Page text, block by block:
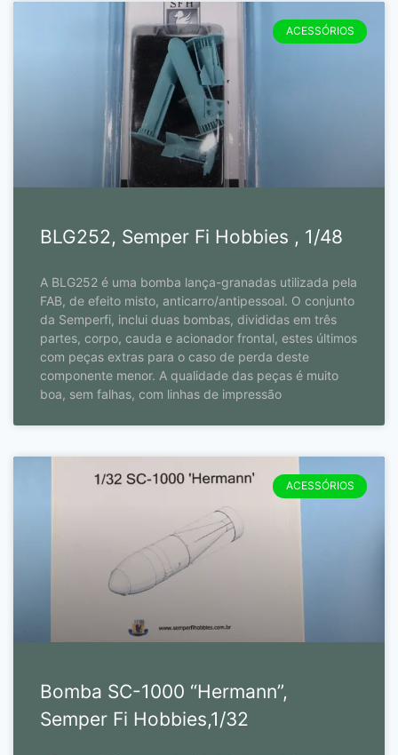
ACESSÓRIOS
BLG252, Semper Fi Hobbies , 1/48
A BLG252 é uma bomba lança-granadas utilizada pela
FAB, de efeito misto, anticarro/antipessoal. O conjunto
da Semperfi, inclui duas bombas, divididas em três
partes, corpo, cauda e acionador frontal, estes últimos
com peças extras para o caso de perda deste
componente menor. A qualidade das peças é muito
boa, sem falhas, com linhas de impressão
ACESSÓRIOS
Bomba SC-1000 “Hermann”,
Semper Fi Hobbies,1/32